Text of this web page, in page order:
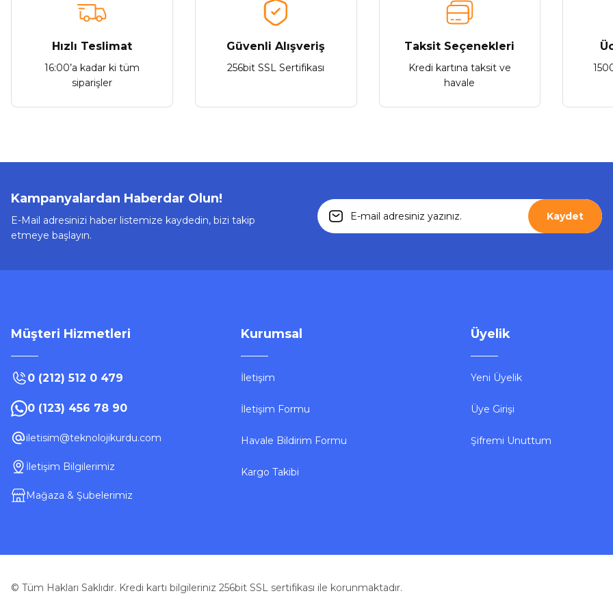
Gönder
Hızlı Teslimat
16:00’a kadar ki tüm
siparişler
Güvenli Alışveriş
256bit SSL Sertifikası
Taksit Seçenekleri
Kredi kartına taksit ve
havale
Kampanyalardan Haberdar Olun!
E-Mail adresinizi haber listemize kaydedin, bizi takip
etmeye başlayın.
Kaydet
Müşteri Hizmetleri
0 (212) 512 0 479
0 (123) 456 78 90
iletisim@teknolojikurdu.com
İletişim Bilgilerimiz
Mağaza & Şubelerimiz
Kurumsal
İletişim
İletişim Formu
Havale Bildirim Formu
Kargo Takibi
Üyelik
Yeni Üyelik
Üye Girişi
Şifremi Unuttum
© Tüm Hakları Saklıdır. Kredi kartı bilgileriniz 256bit SSL sertifikası ile korunmaktadır.